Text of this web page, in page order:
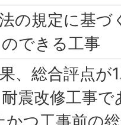
の規定に基づ
できる工事
、総合評点が
震改修工事